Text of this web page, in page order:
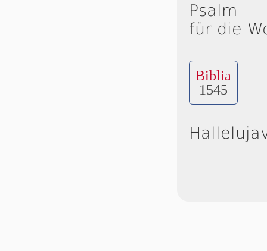
Psalm
für die
Biblia
1545